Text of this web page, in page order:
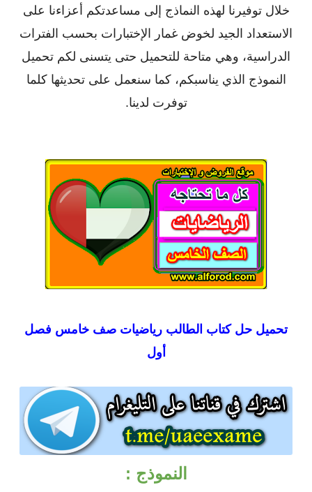
خلال توفيرنا لهذه النماذج إلى مساعدتكم أعزاءنا على
الاستعداد الجيد لخوض غمار الإختبارات بحسب الفترات
الدراسية، وهي متاحة للتحميل حتى يتسنى لكم تحميل
النموذج الذي يناسبكم، كما سنعمل على تحديثها كلما
توفرت لدينا.
تحميل حل كتاب الطالب رياضيات صف خامس فصل
أول
النموذج :